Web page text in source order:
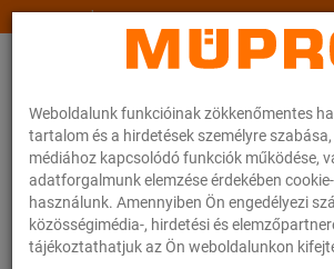
Weboldalunk funkcióinak zökkenőmentes
tartalom és a hirdetések személyre
médiához kapcsolódó funkciók működése,
adatforgalmunk elemzése érdekében
használunk. Amennyiben Ön engedélyezi
közösségimédia-, hirdetési és
tájékoztathatjuk az Ön weboldalunkon
www.muepro.hu
Webáruhàz Rögzítéstechnika
Szerelési anyagok
Belső kulcsnyílású csavarok